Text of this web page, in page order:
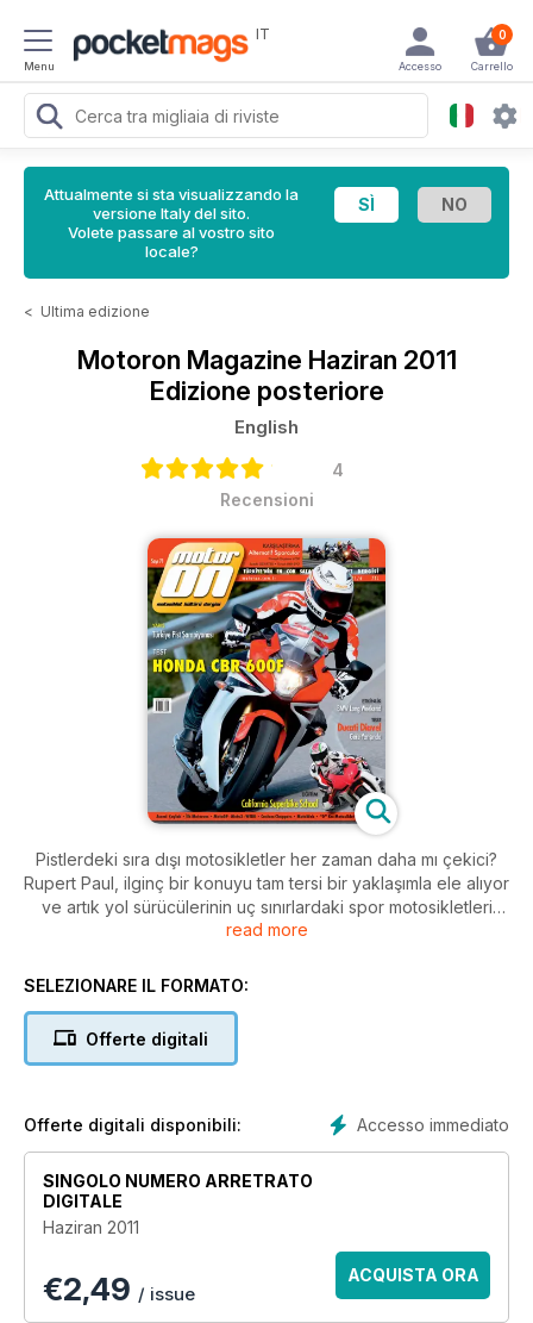
Menu
IT 0
Carrello
Accesso
Attualmente si sta visualizzando la
versione Italy del sito.
Volete passare al vostro sito
locale?
< Ultima edizione
Motoron Magazine Haziran 2011
Edizione posteriore
English
4
Recensioni
Pistlerdeki sıra dışı motosikletler her zaman daha mı çekici?
Rupert Paul, ilginç bir konuyu tam tersi bir yaklaşımla ele alıyor
ve artık yol sürücülerinin uç sınırlardaki spor motosikletleri
reddettiklerini vurguluyor. Peki son yıllarda buna neden olan
meziyetlere sahip bir yol motosikleti olmak mümkün mü? Bu
ay, Triumph Daytona 675R, Suzuki GSX-R750 ve Ducati 848
çekişmede nelere dikkat edilmeli, nasıl karar verilmeli?
karşıya… Sizce hangisi bu işin üstesinden gelmiştir?
Tahminleriniz doğru olamayabilir, en iyisi Haziran sayısına bir
Dönüşü muhteşem mi oldu? Honda’nın F serisi ile olan ilişkisi
CBR 600F ile yeniden canlandı. Tutkunları, bu sefer farklı bir
read more
SELEZIONARE IL FORMATO:
Offerte digitali
Accesso immediato
Offerte digitali disponibili:
SINGOLO NUMERO ARRETRATO
DIGITALE
Haziran 2011
€2,49 / issue
ACQUISTA ORA